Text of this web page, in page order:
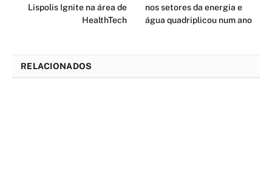
Lispolis Ignite na área de
HealthTech
nos setores da energia e
água quadriplicou num ano
RELACIONADOS